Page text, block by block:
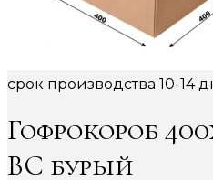
срок производства 10-14
Гофрокороб
ВС бурый